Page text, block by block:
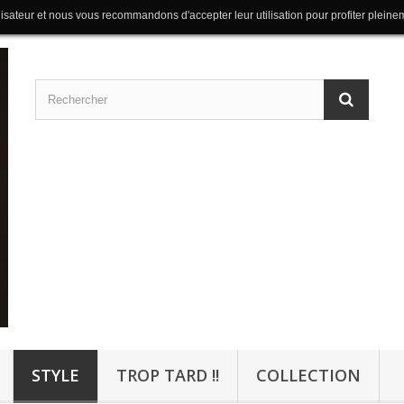
STYLE TROP TARD !! COLLECTION
et nous vous recommandons d'accepter leur utilisation pour profiter